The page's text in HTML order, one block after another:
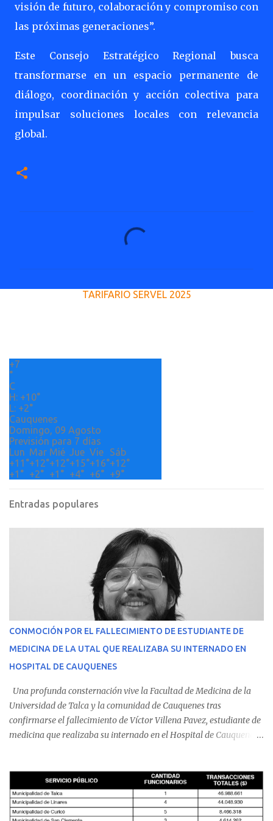
visión de futuro, colaboración y compromiso con
las próximas generaciones”.
Este Consejo Estratégico Regional busca
transformarse en un espacio permanente de
diálogo, coordinación y acción colectiva para
impulsar soluciones locales con relevancia
global.
s
TARIFARIO SERVEL 2025
+7
°
C
H: +10°
L: +2°
Cauquenes
Domingo, 09 Agosto
Previsión para 7 días
Lun Mar Mié Jue Vie
Sáb
+11°+12°+12°+15°+16°+12°
+1° +2° +1° +4° +6° +9°
Entradas populares
CONMOCIÓN POR EL FALLECIMIENTO DE ESTUDIANTE DE
MEDICINA DE LA UTAL QUE REALIZABA SU INTERNADO EN
HOSPITAL DE CAUQUENES
Una profunda consternación vive la Facultad de Medicina de la
Universidad de Talca y la comunidad de Cauquenes tras
confirmarse el fallecimiento de Víctor Villena Pavez, estudiante de
medicina que realizaba su internado en el Hospital de Cauquenes.
malestares físicos. Dada la complejidad de su estado de salud, el
equipo médico determinó su traslado de urgencia al Hospital
Regional de Talca y dado la urgencia la ambulancia partió hacia